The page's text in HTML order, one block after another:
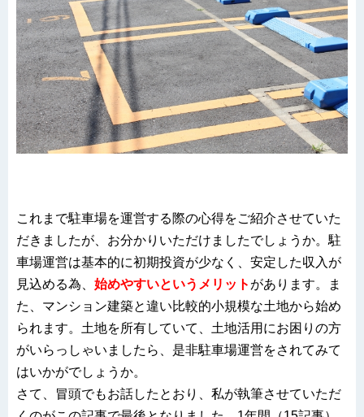
これまで駐車場を運営する際の心得をご紹介させていた
だきましたが、お分かりいただけましたでしょうか。駐
車場運営は基本的に初期投資が少なく、安定した収入が
見込める為、 始めやすいというメリット があります。ま
た、マンション建築と違い比較的小規模な土地から始め
られます。土地を所有していて、土地活用にお困りの方
がいらっしゃいましたら、是非駐車場運営をされてみて
はいかがでしょうか。
さて、冒頭でもお話したとおり、私が執筆させていただ